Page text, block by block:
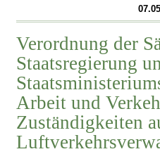
Verordnung der
Staatsregierung
Arbeit und
Zuständigkeiten